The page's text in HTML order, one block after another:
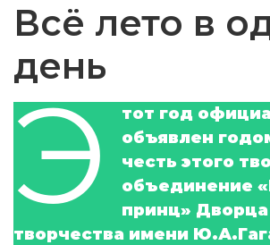
Всё лето в
день
Э
тот год
объявлен
честь этого
объединение
принц»
творчества имени